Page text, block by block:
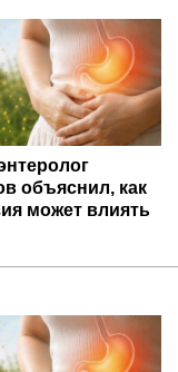
объяснил, как
может влиять